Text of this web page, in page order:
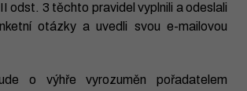
odst. 3 těchto pravidel vyplnili a odeslali
otázky a uvedli svou e-mailovou
o výhře vyrozuměn pořadatelem